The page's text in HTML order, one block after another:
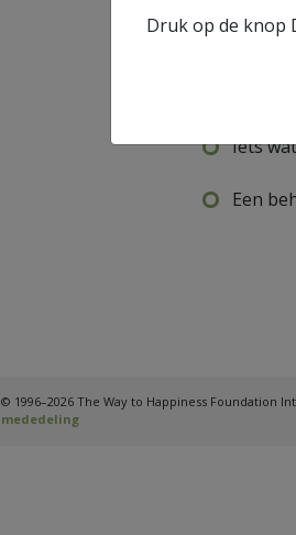
Druk op de knop
Heel
Iets
Een
© 1996–2026 The Way to Happiness Foundation
mededeling